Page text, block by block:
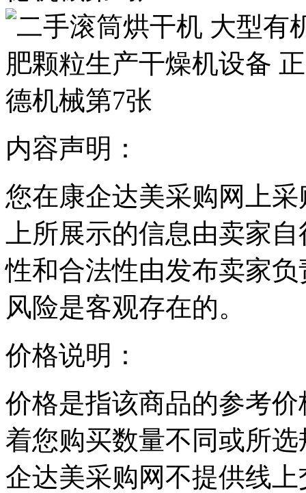
内容声明：
您在康企达美采购网上
上所展示的信息由卖家
性和合法性由发布卖家
风险是客观存在的。
价格说明：
价格是指该商品的参考
着您购买数量不同或所
企达美采购网不提供线